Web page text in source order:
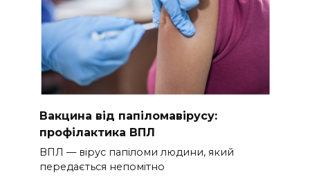
Вакцина від папіломавірусу:
профілактика ВПЛ
ВПЛ — вірус папіломи людини, який
передається непомітно